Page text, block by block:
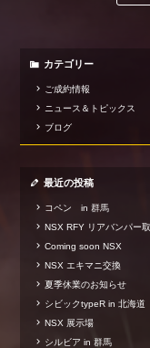
カテゴリー
ご成約情報
ニュース＆トピックス
ブログ
最近の投稿
コペン in 群馬
NSX RFY リアバンパー
Coming soon NSX
NSX エキマニ交換
夏季休業のお知らせ
シビックtypeR in 北海道
NSX 展示場
シルビア in 群馬